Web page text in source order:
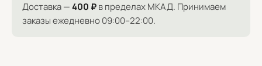
Доставка —400 ₽в пределах МКАД. Принимаем
заказы ежедневно 09:00–22:00.